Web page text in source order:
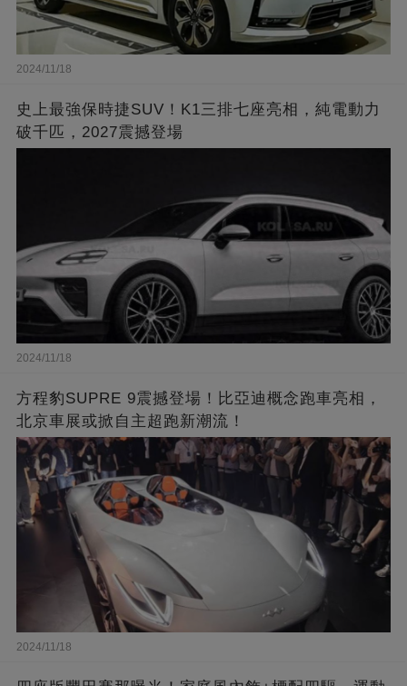
2024/11/18
史上最強保時捷SUV！K1三排七座亮相，純電動力
破千匹，2027震撼登場
2024/11/18
方程豹SUPRE 9震撼登場！比亞迪概念跑車亮相，
北京車展或掀自主超跑新潮流！
2024/11/18